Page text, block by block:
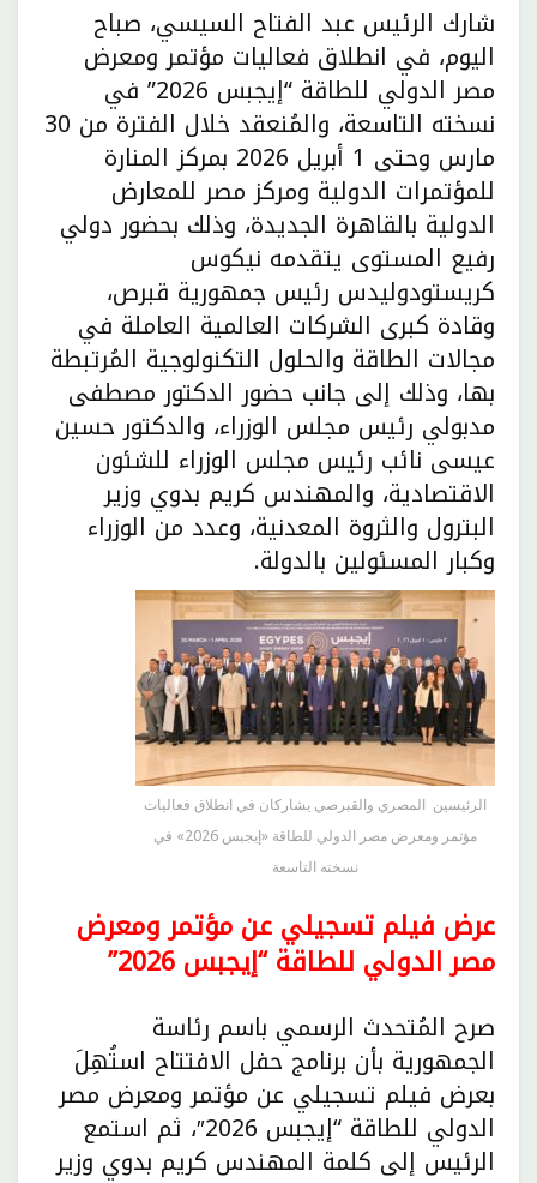
شارك الرئيس عبد الفتاح السيسي، صباح
اليوم، في انطلاق فعاليات مؤتمر ومعرض
مصر الدولي للطاقة “إيجبس 2026” في
نسخته التاسعة، والمُنعقد خلال الفترة من 30
مارس وحتى 1 أبريل 2026 بمركز المنارة
للمؤتمرات الدولية ومركز مصر للمعارض
الدولية بالقاهرة الجديدة، وذلك بحضور دولي
رفيع المستوى يتقدمه نيكوس
كريستودوليدس رئيس جمهورية قبرص،
وقادة كبرى الشركات العالمية العاملة في
مجالات الطاقة والحلول التكنولوجية المُرتبطة
بها، وذلك إلى جانب حضور الدكتور مصطفى
مدبولي رئيس مجلس الوزراء، والدكتور حسين
عيسى نائب رئيس مجلس الوزراء للشئون
الاقتصادية، والمهندس كريم بدوي وزير
البترول والثروة المعدنية، وعدد من الوزراء
وكبار المسئولين بالدولة.
الرئيسين المصري والقبرصي يشاركان في انطلاق فعاليات
مؤتمر ومعرض مصر الدولي للطاقة «إيجبس 2026» في
نسخته التاسعة
عرض فيلم تسجيلي عن مؤتمر ومعرض
مصر الدولي للطاقة “إيجبس 2026”
صرح المُتحدث الرسمي باسم رئاسة
الجمهورية بأن برنامج حفل الافتتاح استُهِلَ
بعرض فيلم تسجيلي عن مؤتمر ومعرض مصر
الدولي للطاقة “إيجبس 2026″، ثم استمع
الرئيس إلى كلمة المهندس كريم بدوي وزير